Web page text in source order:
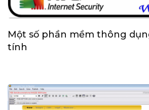
Một số phần mềm thông
tính